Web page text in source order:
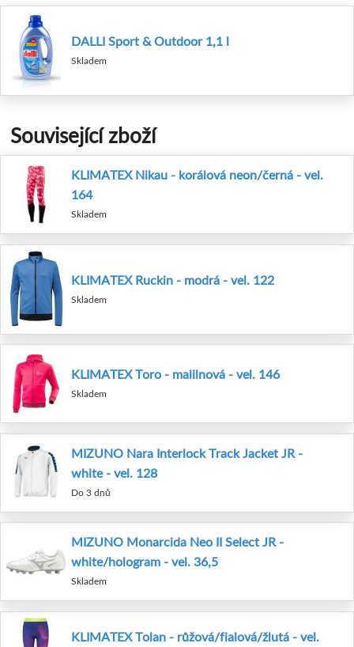
DALLI Sport & Outdoor 1,1 l
Skladem
Související zboží
KLIMATEX Nikau - korálová neon/černá - vel.
164
Skladem
KLIMATEX Ruckin - modrá - vel. 122
Skladem
KLIMATEX Toro - malilnová - vel. 146
Skladem
MIZUNO Nara Interlock Track Jacket JR -
white - vel. 128
Do 3 dnů
MIZUNO Monarcida Neo II Select JR -
white/hologram - vel. 36,5
Skladem
KLIMATEX Tolan - růžová/fialová/žlutá - vel.